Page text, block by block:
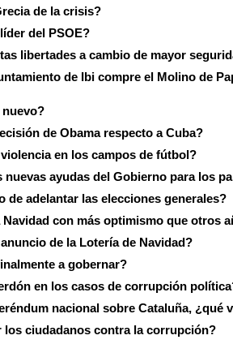
de la crisis?
del PSOE?
libertades a cambio de mayor
de Ibi compre el Molino de
nuevo?
de Obama respecto a Cuba?
en los campos de fútbol?
nuevas ayudas del Gobierno para los
de adelantar las elecciones generales?
con más optimismo que otros
de la Lotería de Navidad?
a gobernar?
en los casos de corrupción
nacional sobre Cataluña, ¿qué
los ciudadanos contra la corrupción?